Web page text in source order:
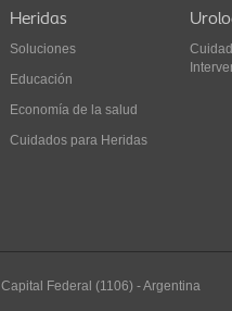
Heridas
Soluciones
Educación
Economía de la salud
Cuidados para Heridas
Capital Federal (1106) -Argentina